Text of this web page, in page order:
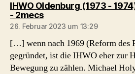
IHWO Oldenburg (1973 -
- 2mecssagt:
26. Februar 2023 um 13:29
[…] wenn nach 1969 (Reform des
gegründet, ist die IHWO eher zur
Bewegung zu zählen. Michael